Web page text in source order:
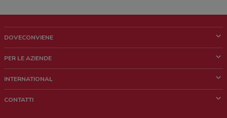
DOVECONVIENE
Chi siamo
Lavora con noi
PER LE AZIENDE
Richieste commerciali e marketing
INTERNATIONAL
CONTATTI